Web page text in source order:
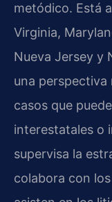
metódico. Está
Virginia,
Nueva Jersey y
una perspectiva
casos que
interestatales o
supervisa la
colabora con